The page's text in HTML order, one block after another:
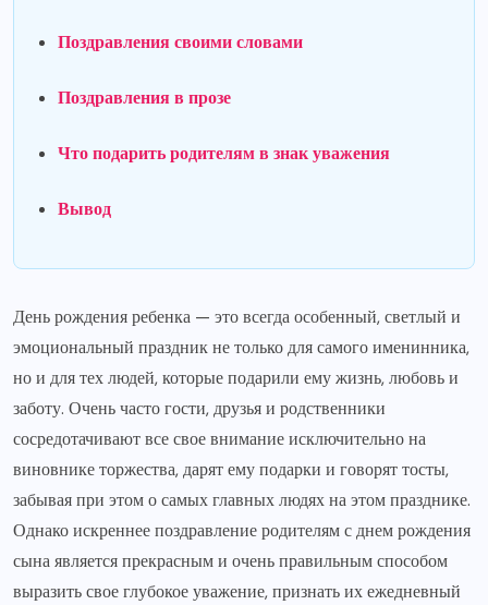
Поздравления своими словами
Поздравления в прозе
Что подарить родителям в знак уважения
Вывод
День рождения ребенка — это всегда особенный, светлый и
эмоциональный праздник не только для самого именинника,
но и для тех людей, которые подарили ему жизнь, любовь и
заботу. Очень часто гости, друзья и родственники
сосредотачивают все свое внимание исключительно на
виновнике торжества, дарят ему подарки и говорят тосты,
забывая при этом о самых главных людях на этом празднике.
Однако искреннее поздравление родителям с днем рождения
сына является прекрасным и очень правильным способом
выразить свое глубокое уважение, признать их ежедневный